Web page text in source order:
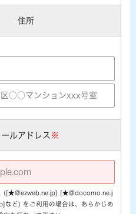
住所
ールアドレス ※
([★@ezweb.ne.jp] [★@docomo.ne.j
ど) をご利用の場合は、あらかじめ